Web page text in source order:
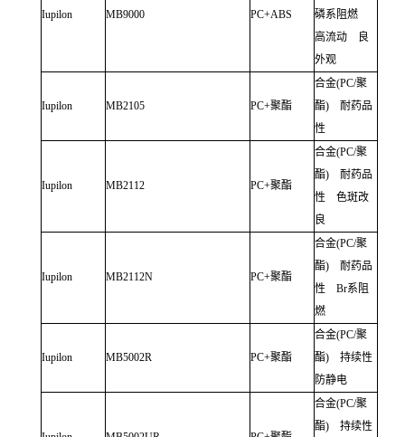
Iupilon MB9000 PC+ABS
磷系阻燃
高流动 良
外观
Iupilon MB2105 PC+聚酯
合金(PC/聚
酯) 耐药品
性
Iupilon MB2112 PC+聚酯
合金(PC/聚
酯) 耐药品
性 色斑改
良
Iupilon MB2112N PC+聚酯
合金(PC/聚
酯) 耐药品
性 Br系阻
燃
Iupilon MB5002R PC+聚酯
合金(PC/聚
酯) 持续性
防静电
合金(PC/聚
酯) 持续性